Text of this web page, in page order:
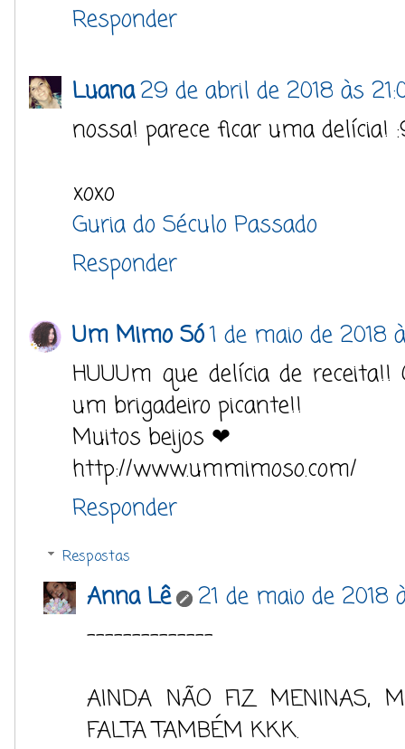
Responder
Luana29 de abril de 2018 às
nossa! parece ficar uma delícia!
xoxo
Guria do Século Passado
Responder
Um Mimo Só1 de maio de 2018
HUUUm que delícia de
um brigadeiro picante!!
Muitos beijos ❤
http://www.ummimoso.com/
Responder
Respostas
Anna Lê
21 de maio de 2018
--------------
AINDA NÃO FIZ MENINAS,
FALTA TAMBÉM KKK.